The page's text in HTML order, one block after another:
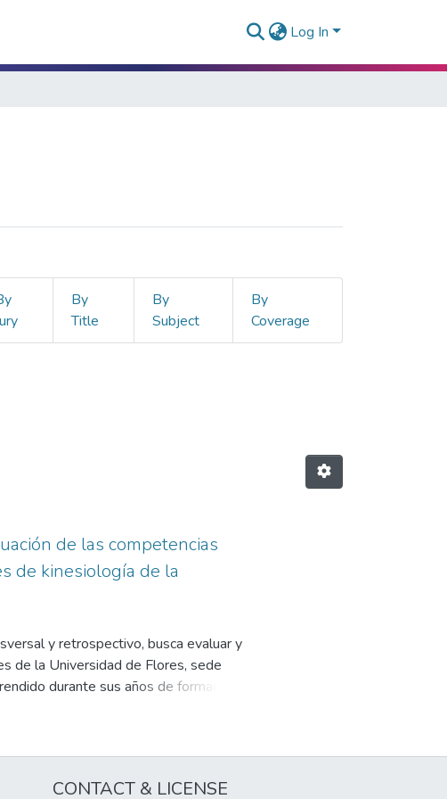
Log In
By
Title
By
Subject
By
Coverage
Esmeralda"
de las competencias
de kinesiología de la
y retrospectivo, busca evaluar y
de la Universidad de Flores, sede
durante sus años de formación.
la Comunicación en Profesionales de
muestran que los estudiantes
CONTACT & LICENSE